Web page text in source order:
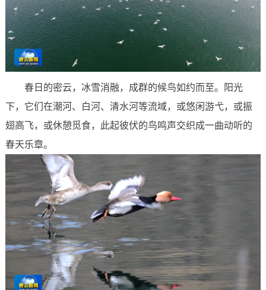
春日的密云，冰雪消融，成群的候鸟如约而至。阳光
下，它们在潮河、白河、清水河等流域，或悠闲游弋，或振
翅高飞，或休憩觅食，此起彼伏的鸟鸣声交织成一曲动听的
春天乐章。